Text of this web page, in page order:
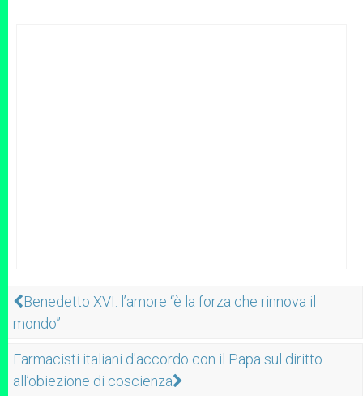
Benedetto XVI: l’amore “è la forza che rinnova il
mondo”
Farmacisti italiani d'accordo con il Papa sul diritto
all’obiezione di coscienza